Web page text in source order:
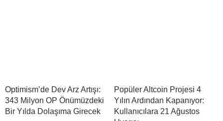
Optimism’de Dev Arz Artışı:
343 Milyon OP Önümüzdeki
Bir Yılda Dolaşıma Girecek
Popüler Altcoin Projesi 4
Yılın Ardından Kapanıyor:
Kullanıcılara 21 Ağustos